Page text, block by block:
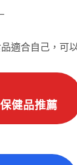
適合自己，可
健品推薦